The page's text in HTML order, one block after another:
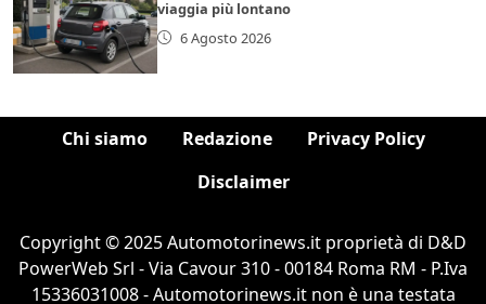
viaggia più lontano
6 Agosto 2026
Chi siamo Redazione
Privacy Policy
Disclaimer
Copyright © 2025 Automotorinews.it proprietà di D&D
PowerWeb Srl - Via Cavour 310 - 00184 Roma RM - P.Iva
15336031008 - Automotorinews.it non è una testata